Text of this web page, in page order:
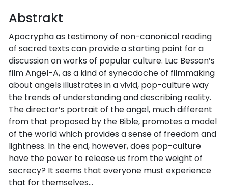
Abstrakt
Apocrypha as testimony of non-canonical reading
of sacred texts can provide a starting point for a
discussion on works of popular culture. Luc Besson’s
film Angel-A, as a kind of synecdoche of filmmaking
about angels illustrates in a vivid, pop-culture way
the trends of understanding and describing reality.
The director’s portrait of the angel, much different
from that proposed by the Bible, promotes a model
of the world which provides a sense of freedom and
lightness. In the end, however, does pop-culture
have the power to release us from the weight of
secrecy? It seems that everyone must experience
that for themselves…